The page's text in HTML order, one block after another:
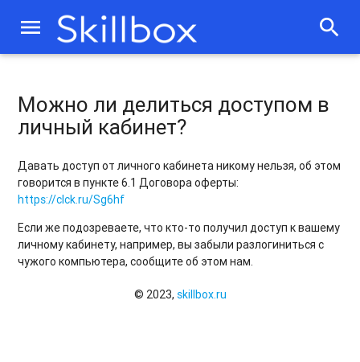
menu search
Можно ли делиться доступом в
личный кабинет?
Давать доступ от личного кабинета никому нельзя, об этом
говорится в пункте 6.1 Договора оферты:
https://clck.ru/Sg6hf
Если же подозреваете, что кто-то получил доступ к вашему
личному кабинету, например, вы забыли разлогиниться с
чужого компьютера, сообщите об этом нам.
© 2023, skillbox.ru